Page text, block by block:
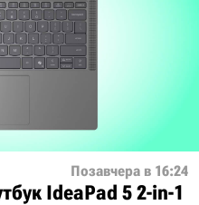
Позавчера в 16:24
IdeaPad 5 2-in-1